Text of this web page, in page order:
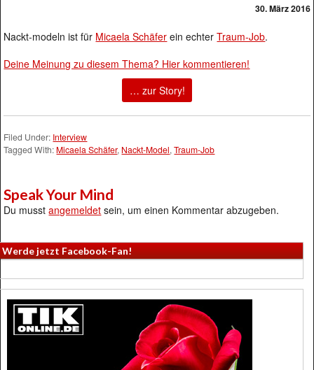
30. März 2016
Nackt-modeln ist für Micaela Schäfer ein echterTraum-Job.
Deine Meinung zu diesem Thema? Hier kommentieren!
… zur Story!
Filed Under: Interview
Tagged With: Micaela Schäfer, Nackt-Model,Traum-Job
Speak Your Mind
Du musstangemeldet sein, um einen Kommentar abzugeben.
Werde jetzt Facebook-Fan!